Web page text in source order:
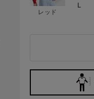
レッド
L